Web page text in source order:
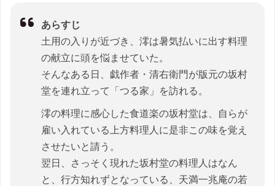
あらすじ
土用の入りが近づき、澪は暑気払いに出す料理
の献立に頭を悩ませていた。
そんなある日、戯作者・清右衛門が版元の坂村
堂を連れ立って「つる家」を訪れる。
澪の料理に感心した食道楽の坂村堂は、自らが
雇い入れている上方料理人に是非この味を覚え
させたいと請う。
翌日、さっそく現れた坂村堂の料理人はなん
と、行方知れずとなっている、天満一兆庵の若